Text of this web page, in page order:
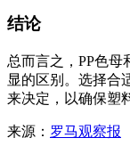
结论
总而言之，PP色
显的区别。选择合
来决定，以确保塑
来源： 罗马观察报